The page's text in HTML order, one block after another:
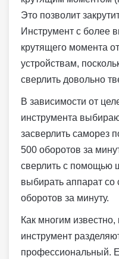
Это позволит
Инструмент с более
крутящего момента
устройствам,
сверлить довольно
В зависимости от
инструмента
засверлить саморез
500 оборотов за
сверлить с помощью
выбирать аппарат
оборотов за минуту.
Как многим известно,
инструмент
профессиональный.